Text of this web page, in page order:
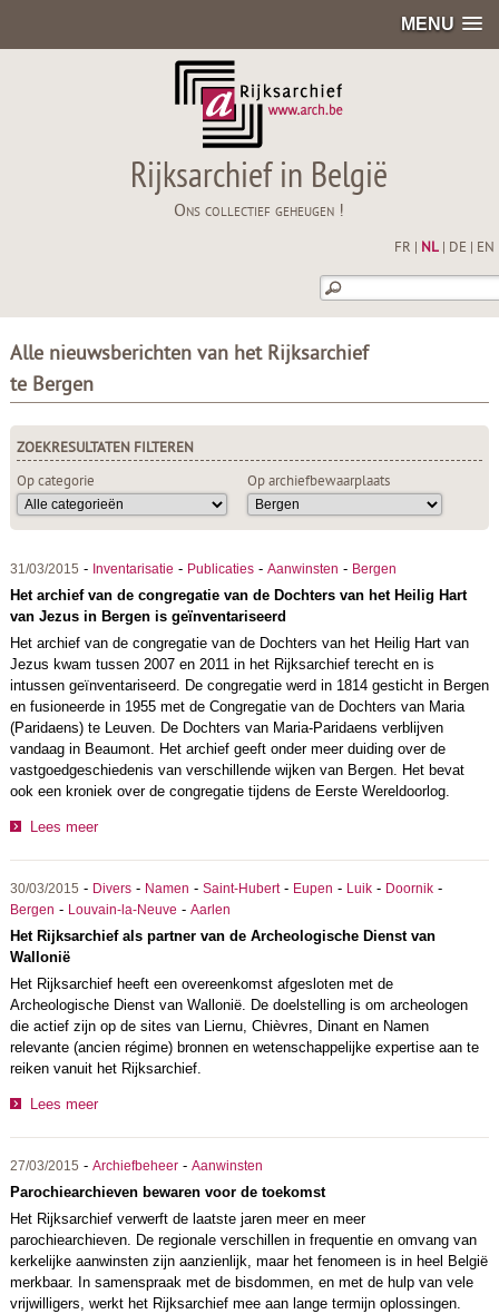
MENU
Rijksarchief in België
Ons collectief geheugen !
FR NL| DE EN
Alle nieuwsberichten van het Rijksarchief
te Bergen
ZOEKRESULTATEN FILTEREN
Op categorie
Op archiefbewaarplaats
31/03/2015 - Inventarisatie - Publicaties- Aanwinsten - Bergen
Het archief van de congregatie van de Dochters van het Heilig Hart
van Jezus in Bergen is geïnventariseerd
Het archief van de congregatie van de Dochters van het Heilig Hart van
Jezus kwam tussen 2007 en 2011 in het Rijksarchief terecht en is
intussen geïnventariseerd. De congregatie werd in 1814 gesticht in Bergen
en fusioneerde in 1955 met de Congregatie van de Dochters van Maria
(Paridaens) te Leuven. De Dochters van Maria-Paridaens verblijven
vandaag in Beaumont. Het archief geeft onder meer duiding over de
vastgoedgeschiedenis van verschillende wijken van Bergen. Het bevat
ook een kroniek over de congregatie tijdens de Eerste Wereldoorlog.
Lees meer
30/03/2015 - Divers- Namen - Saint-Hubert- Eupen - Luik- Doornik-
Bergen - Louvain-la-Neuve - Aarlen
Het Rijksarchief als partner van de Archeologische Dienst van
Wallonië
Het Rijksarchief heeft een overeenkomst afgesloten met de
Archeologische Dienst van Wallonië. De doelstelling is om archeologen
die actief zijn op de sites van Liernu, Chièvres, Dinant en Namen
relevante (ancien régime) bronnen en wetenschappelijke expertise aan te
reiken vanuit het Rijksarchief.
Lees meer
27/03/2015 - Archiefbeheer- Aanwinsten
Parochiearchieven bewaren voor de toekomst
Het Rijksarchief verwerft de laatste jaren meer en meer
parochiearchieven. De regionale verschillen in frequentie en omvang van
kerkelijke aanwinsten zijn aanzienlijk, maar het fenomeen is in heel België
merkbaar. In samenspraak met de bisdommen, en met de hulp van vele
vrijwilligers, werkt het Rijksarchief mee aan lange termijn oplossingen.